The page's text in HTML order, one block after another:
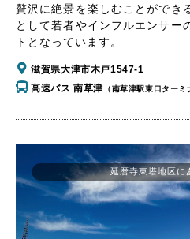
贅沢に絶景を楽しむことができ
として若者やインフルエンサー
トとなっています。
滋賀県大津市木戸1547-1
高速バス 南草津 （南草津駅東口ターミ
延暦寺東塔地区に